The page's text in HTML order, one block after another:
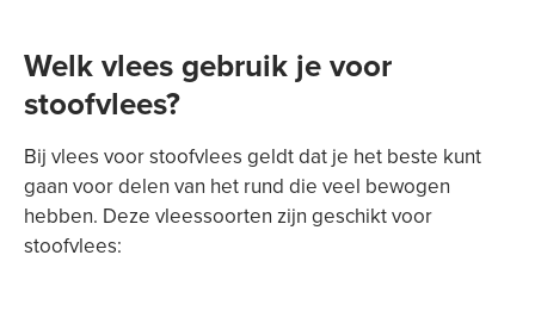
Welk vlees gebruik je voor
stoofvlees?
Bij vlees voor stoofvlees geldt dat je het beste kunt
gaan voor delen van het rund die veel bewogen
hebben. Deze vleessoorten zijn geschikt voor
stoofvlees: